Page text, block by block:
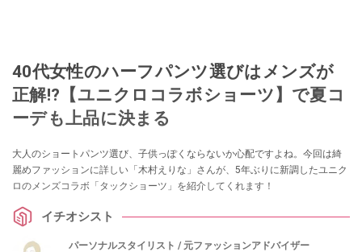
40代女性のハーフパンツ選びはメンズが
正解!?【ユニクロコラボショーツ】で夏コ
ーデも上品に決まる
大人のショートパンツ選び、子供っぽくならないか心配ですよね。今回は綺
麗めファッションに詳しい「木村えりな」さんが、5年ぶりに新調したユニク
ロのメンズコラボ「タックショーツ」を紹介してくれます！
イチオシスト
パーソナルスタイリスト / 元ファッションアドバイザー